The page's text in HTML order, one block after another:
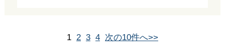
1 2 3 4 次の10件へ>>